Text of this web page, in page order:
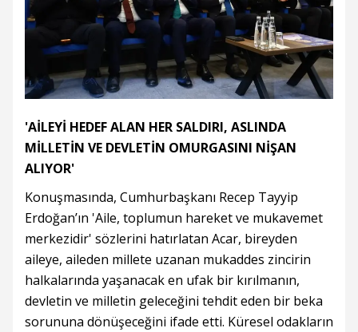
'AİLEYİ HEDEF ALAN HER SALDIRI, ASLINDA
MİLLETİN VE DEVLETİN OMURGASINI NİŞAN
ALIYOR'
Konuşmasında, Cumhurbaşkanı Recep Tayyip
Erdoğan’ın 'Aile, toplumun hareket ve mukavemet
merkezidir' sözlerini hatırlatan Acar, bireyden
aileye, aileden millete uzanan mukaddes zincirin
halkalarında yaşanacak en ufak bir kırılmanın,
devletin ve milletin geleceğini tehdit eden bir beka
sorununa dönüşeceğini ifade etti. Küresel odakların